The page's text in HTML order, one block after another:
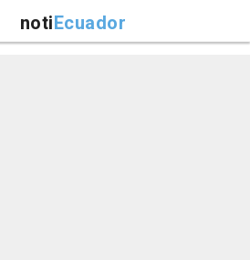
notiEcuador